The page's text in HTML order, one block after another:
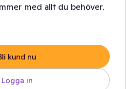
med allt du behöver.
kund nu
Logga in